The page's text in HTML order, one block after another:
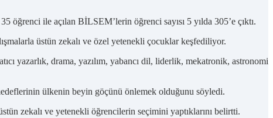
ile açılan BİLSEM’lerin öğrenci sayısı 5 yılda 305’e çıktı.
üstün zekalı ve özel yetenekli çocuklar keşfediliyor.
yazarlık, drama, yazılım, yabancı dil, liderlik, mekatronik, astronomi
ülkenin beyin göçünü önlemek olduğunu söyledi.
zekalı ve yetenekli öğrencilerin seçimini yaptıklarını belirtti.